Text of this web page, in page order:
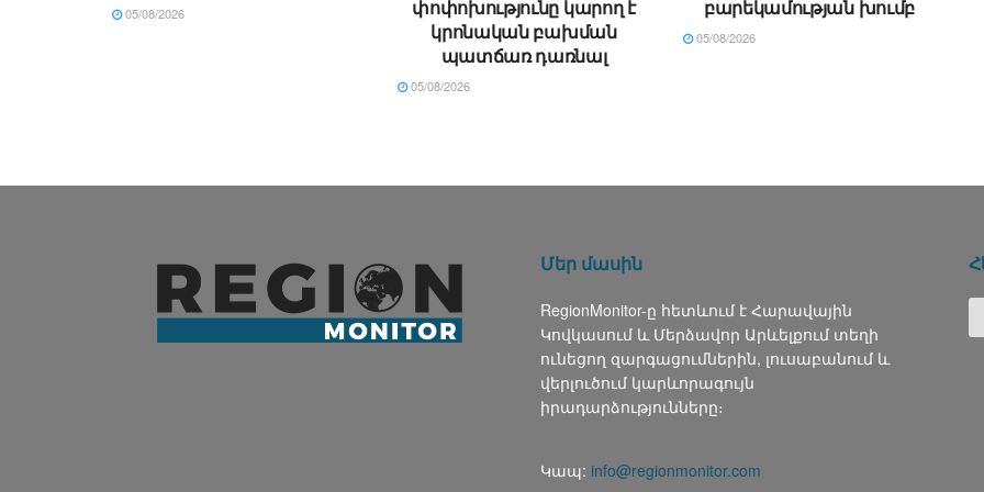
05/08/2026
փոփոխությունը կարող է
կրոնական բախման
պատճառ դառնալ
05/08/2026
բարեկամության խումբ
05/08/2026
Մեր մասին
RegionMonitor-ը հետևում է Հարավային
Կովկասում և Մերձավոր Արևելքում տեղի
ունեցող զարգացումներին, լուսաբանում և
վերլուծում կարևորագույն
իրադարձությունները։
Կապ: info@regionmonitor.com